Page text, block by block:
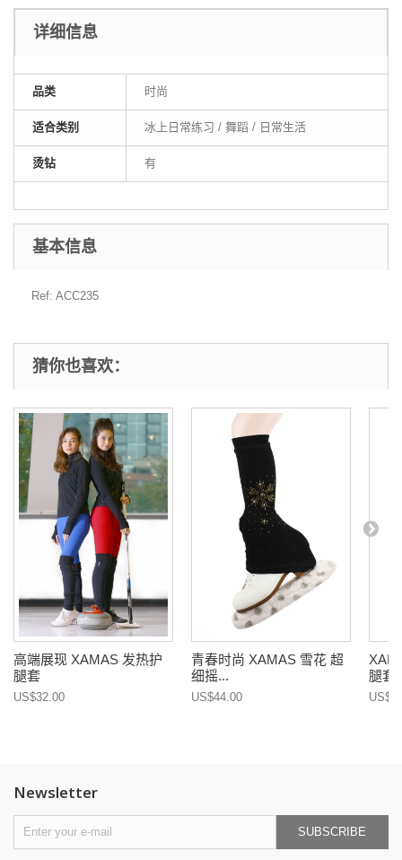
详细信息
品类 时尚
适合类别 冰上日常练习 / 舞蹈 / 日常生活
烫钻 有
基本信息
Ref: ACC235
猜你也喜欢：
高端展现 XAMAS 发热护
腿套
US$32.00
青春时尚 XAMAS 雪花 超
细摇...
US$44.00
腿套
Newsletter
SUBSCRIBE